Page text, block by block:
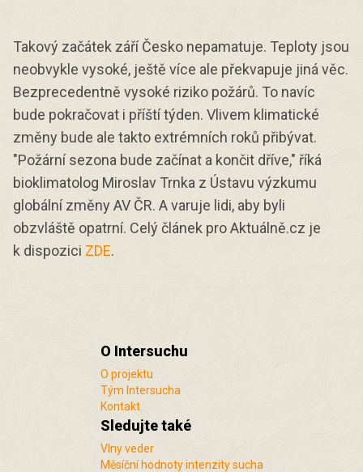
Takový začátek září Česko nepamatuje. Teploty jsou
neobvykle vysoké, ještě více ale překvapuje jiná věc.
Bezprecedentně vysoké riziko požárů. To navíc
bude pokračovat i příští týden. Vlivem klimatické
změny bude ale takto extrémních roků přibývat.
"Požární sezona bude začínat a končit dříve," říká
bioklimatolog Miroslav Trnka z Ústavu výzkumu
globální změny AV ČR. A varuje lidi, aby byli
obzvláště opatrní. Celý článek pro Aktuálně.cz je
k dispozici ZDE.
O Intersuchu
O projektu
Tým Intersucha
Kontakt
Sledujte také
Vlny veder
Měsíční hodnoty intenzity sucha